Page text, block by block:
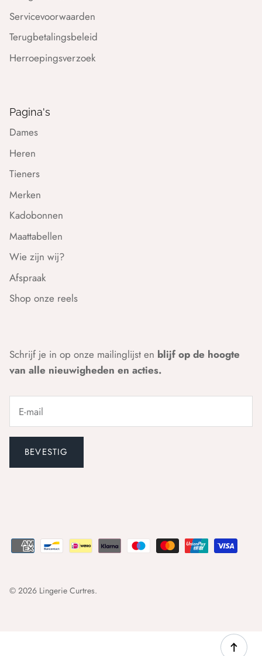
Servicevoorwaarden
Terugbetalingsbeleid
Herroepingsverzoek
Pagina's
Dames
Heren
Tieners
Merken
Kadobonnen
Maattabellen
Wie zijn wij?
Afspraak
Shop onze reels
Schrijf je in op onze mailinglijst en blijf op de hoogte
van alle nieuwigheden en acties.
BEVESTIG
© 2026 Lingerie Curtres.